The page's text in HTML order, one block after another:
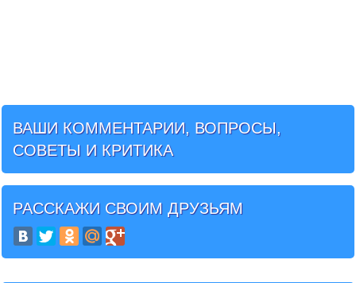
ВАШИ КОММЕНТАРИИ, ВОПРОСЫ,
СОВЕТЫ И КРИТИКА
РАССКАЖИ СВОИМ ДРУЗЬЯМ